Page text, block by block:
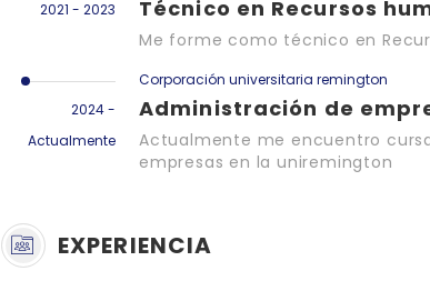
2021 - 2023 Técnico en Recursos
Me forme como técnico en
2024 -
Actualmente
Corporación universitaria remington
Administración de
Actualmente me encuentro
empresas en la uniremington
EXPERIENCIA